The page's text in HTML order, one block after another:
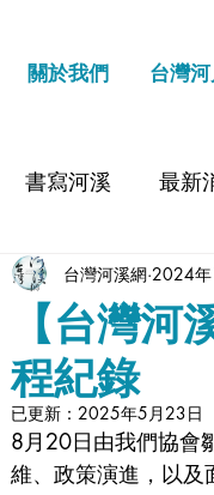
關於我們 台灣
書寫河溪 最新
【台灣
程紀錄
台灣河溪網 2024
已更新： 2025年5月23日
8月20日由我們協會
維、政策演進，以及